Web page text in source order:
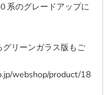
系のグレードアップに
リーンガラス版もご
webshop/product/18